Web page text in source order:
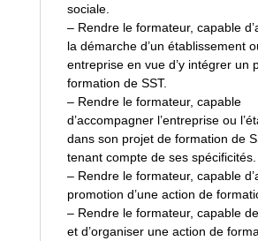
sociale.
– Rendre le formateur, capable
la démarche d’un établissement
entreprise en vue d’y intégrer un
formation de SST.
– Rendre le formateur, capable
d’accompagner l’entreprise ou
dans son projet de formation de
tenant compte de ses spécificités.
– Rendre le formateur, capable
promotion d’une action de
– Rendre le formateur, capable
et d’organiser une action de